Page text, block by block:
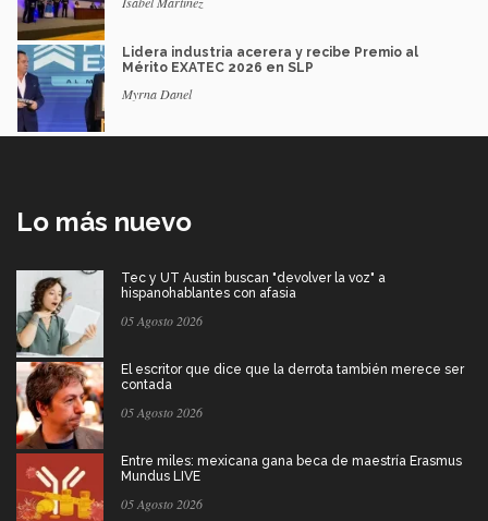
Lidera industria acerera y recibe Premio al
Mérito EXATEC 2026 en SLP
Myrna Danel
Lo más nuevo
Tec y UT Austin buscan "devolver la voz" a
hispanohablantes con afasia
05 Agosto 2026
El escritor que dice que la derrota también merece ser
contada
05 Agosto 2026
Entre miles: mexicana gana beca de maestría Erasmus
Mundus LIVE
05 Agosto 2026